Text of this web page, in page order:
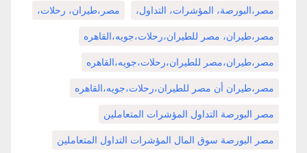
مصر،البورصة، المؤشرات، التداول، مصر،طيران، رحلات،
مصر،طيران، مصر للطيران،رحلات،جويه،القاهره
مصر،طيران،مصر للطيران،رحلات،جويه،القاهره
مصر،طيران أن مصر للطيران،رحلات،جويه،القاهره
مصر البورصة التداول المؤشرات المتعاملين
مصر البورصة سوق المال المؤشرات التداول المتعاملين